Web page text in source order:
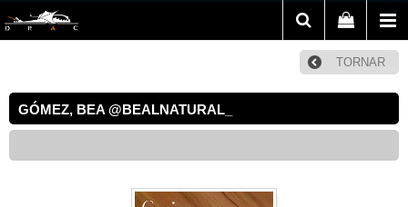
TORNAR
GÓMEZ, BEA @BEALNATURAL_